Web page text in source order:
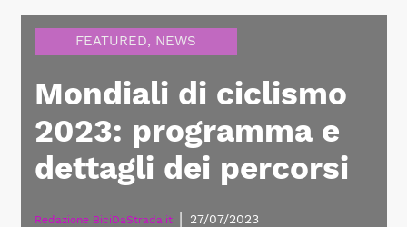
FEATURED, NEWS
Mondiali di ciclismo
2023: programma e
dettagli dei percorsi
Redazione BiciDaStrada.it 27/07/2023